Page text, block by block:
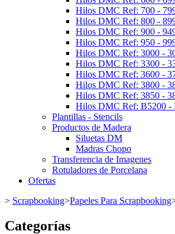
Hilos DMC Ref: 700 -
Hilos DMC Ref: 800 -
Hilos DMC Ref: 900 -
Hilos DMC Ref: 950 -
Hilos DMC Ref: 3000 -
Hilos DMC Ref: 3300 -
Hilos DMC Ref: 3600 -
Hilos DMC Ref: 3800 -
Hilos DMC Ref: 3850 -
Hilos DMC Ref: B5200
Plantillas - Stencils
Productos de Madera
Siluetas DM
Madras Chopo
Transferencia de Imagenes
Rotuladores de Porcelana
Ofertas
> Scrapbooking>Papeles Para Scrapbooking
Categorías